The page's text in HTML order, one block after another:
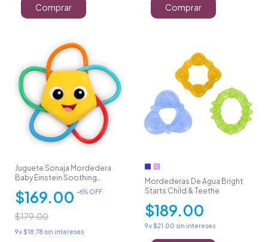
Comprar Comprar
Juguete Sonaja Mordedera
Baby Einstein Soothing
$169.00 -6% OFF
$179.00
9x $18.78 sin intereses
Mordederas De Agua Bright
Starts Child & Teethe
$189.00
9 x $21.00 sin intereses